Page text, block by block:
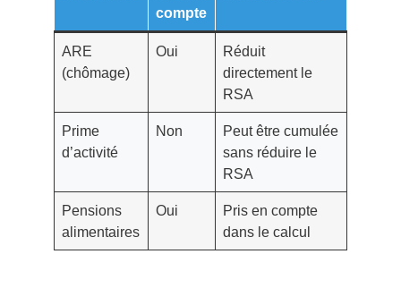
compte
ARE
(chômage)
Oui
Réduit
directement le
RSA
Prime
d’activité
Non
Peut être cumulée
sans réduire le
RSA
Pensions
alimentaires
Oui
Pris en compte
dans le calcul